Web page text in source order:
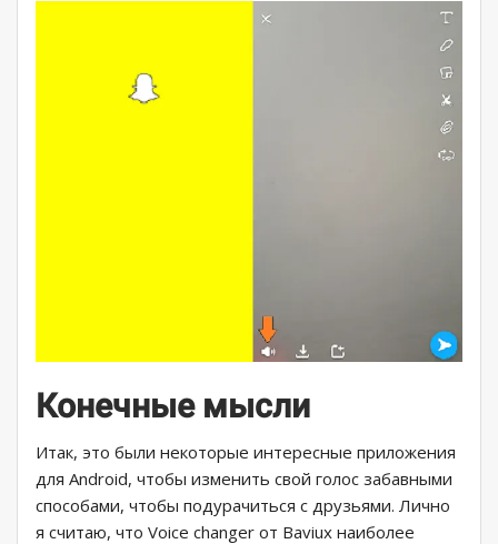
Конечные мысли
Итак, это были некоторые интересные приложения
для Android, чтобы изменить свой голос забавными
способами, чтобы подурачиться с друзьями. Лично
я считаю, что Voice changer от Baviux наиболее